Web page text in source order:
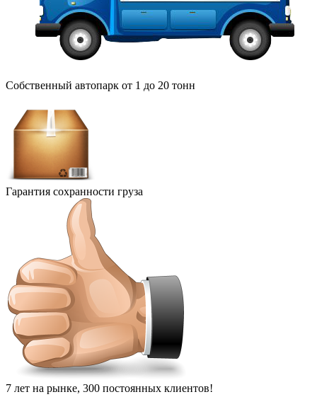
Собственный автопарк от 1 до 20 тонн
Гарантия сохранности груза
7 лет на рынке, 300 постоянных клиентов!